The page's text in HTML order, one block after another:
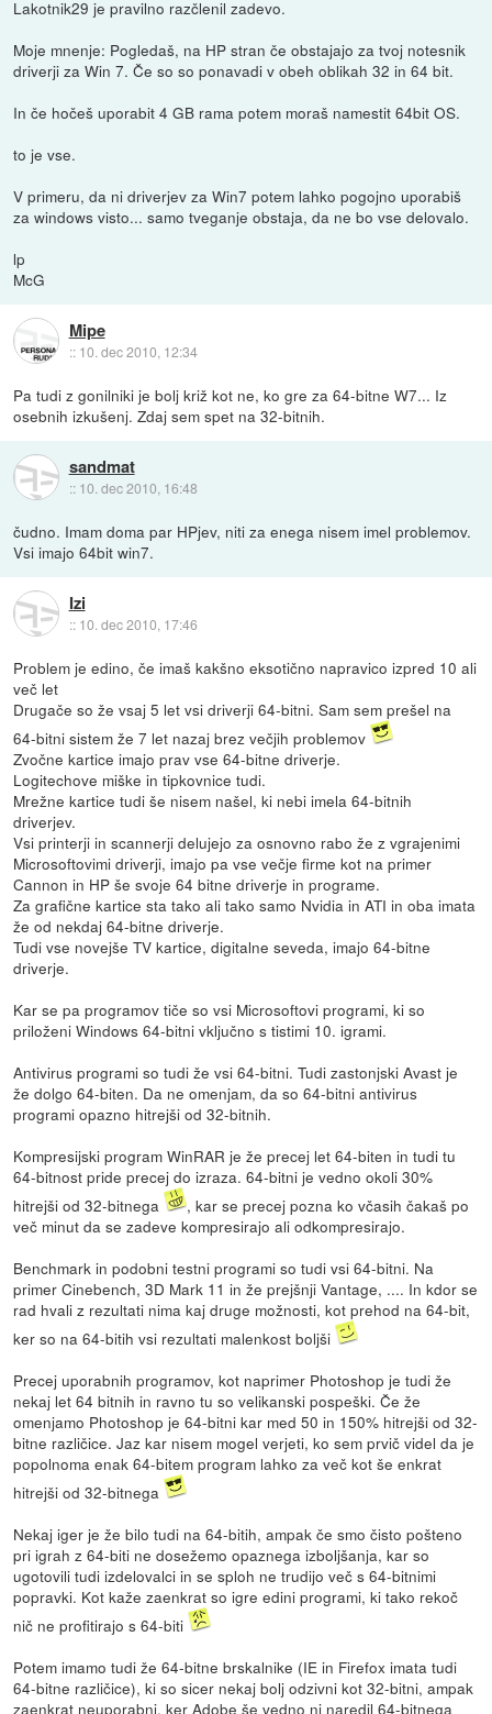
Lakotnik29 je pravilno razčlenil zadevo.
Moje mnenje: Pogledaš, na HP stran če obstajajo za tvoj notesnik
driverji za Win 7. Če so so ponavadi v obeh oblikah 32 in 64 bit.
In če hočeš uporabit 4 GB rama potem moraš namestit 64bit OS.
to je vse.
V primeru, da ni driverjev za Win7 potem lahko pogojno uporabiš
za windows visto... samo tveganje obstaja, da ne bo vse delovalo.
lp
McG
Mipe
:: 10. dec 2010, 12:34
Pa tudi z gonilniki je bolj križ kot ne, ko gre za 64-bitne W7... Iz
osebnih izkušenj. Zdaj sem spet na 32-bitnih.
sandmat
:: 10. dec 2010, 16:48
čudno. Imam doma par HPjev, niti za enega nisem imel problemov.
Vsi imajo 64bit win7.
Izi
:: 10. dec 2010, 17:46
Problem je edino, če imaš kakšno eksotično napravico izpred 10 ali
več let
Drugače so že vsaj 5 let vsi driverji 64-bitni. Sam sem prešel na
64-bitni sistem že 7 let nazaj brez večjih problemov
Zvočne kartice imajo prav vse 64-bitne driverje.
Logitechove miške in tipkovnice tudi.
Mrežne kartice tudi še nisem našel, ki nebi imela 64-bitnih
driverjev.
Vsi printerji in scannerji delujejo za osnovno rabo že z vgrajenimi
Microsoftovimi driverji, imajo pa vse večje firme kot na primer
Cannon in HP še svoje 64 bitne driverje in programe.
Za grafične kartice sta tako ali tako samo Nvidia in ATI in oba imata
že od nekdaj 64-bitne driverje.
Tudi vse novejše TV kartice, digitalne seveda, imajo 64-bitne
driverje.
Kar se pa programov tiče so vsi Microsoftovi programi, ki so
priloženi Windows 64-bitni vključno s tistimi 10. igrami.
Antivirus programi so tudi že vsi 64-bitni. Tudi zastonjski Avast je
že dolgo 64-biten. Da ne omenjam, da so 64-bitni antivirus
programi opazno hitrejši od 32-bitnih.
Kompresijski program WinRAR je že precej let 64-biten in tudi tu
64-bitnost pride precej do izraza. 64-bitni je vedno okoli 30%
hitrejši od 32-bitnega
, kar se precej pozna ko včasih čakaš po
več minut da se zadeve kompresirajo ali odkompresirajo.
Benchmark in podobni testni programi so tudi vsi 64-bitni. Na
primer Cinebench, 3D Mark 11 in že prejšnji Vantage, .... In kdor se
rad hvali z rezultati nima kaj druge možnosti, kot prehod na 64-bit,
ker so na 64-bitih vsi rezultati malenkost boljši
Precej uporabnih programov, kot naprimer Photoshop je tudi že
nekaj let 64 bitnih in ravno tu so velikanski pospeški. Če že
omenjamo Photoshop je 64-bitni kar med 50 in 150% hitrejši od 32-
bitne različice. Jaz kar nisem mogel verjeti, ko sem prvič videl da je
popolnoma enak 64-bitem program lahko za več kot še enkrat
hitrejši od 32-bitnega
Nekaj iger je že bilo tudi na 64-bitih, ampak če smo čisto pošteno
pri igrah z 64-biti ne dosežemo opaznega izboljšanja, kar so
ugotovili tudi izdelovalci in se sploh ne trudijo več s 64-bitnimi
popravki. Kot kaže zaenkrat so igre edini programi, ki tako rekoč
nič ne profitirajo s 64-biti
Potem imamo tudi že 64-bitne brskalnike (IE in Firefox imata tudi
64-bitne različice), ki so sicer nekaj bolj odzivni kot 32-bitni, ampak
zaenkrat neuporabni, ker Adobe še vedno ni naredil 64-bitnega